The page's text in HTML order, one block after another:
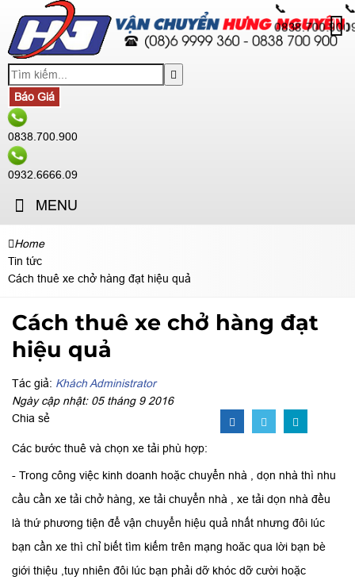
📞
0838.700.900
Báo Giá
0838.700.900
0932.6666.09
MENU
Home
Tin tức
Cách thuê xe chở hàng đạt hiệu quả
Cách thuê xe chở hàng đạt
hiệu quả
Tác giả: Khách Administrator
Ngày cập nhật: 05 tháng 9 2016
Chia sẻ
Các bước thuê và chọn xe tải phù hợp:
- Trong công việc kinh doanh hoặc chuyển nhà , dọn nhà thì nhu
cầu cần xe tải chở hàng, xe tải chuyển nhà , xe tải dọn nhà đều
là thứ phương tiện để vận chuyển hiệu quả nhất nhưng đôi lúc
bạn cần xe thì chỉ biết tìm kiếm trên mạng hoăc qua lời bạn bè
giới thiệu ,tuy nhiên đôi lúc bạn phải dỡ khóc dỡ cười hoặc